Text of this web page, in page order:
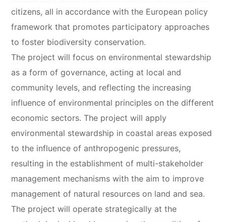
citizens, all in accordance with the European policy
framework that promotes participatory approaches
to foster biodiversity conservation.
The project will focus on environmental stewardship
as a form of governance, acting at local and
community levels, and reflecting the increasing
influence of environmental principles on the different
economic sectors. The project will apply
environmental stewardship in coastal areas exposed
to the influence of anthropogenic pressures,
resulting in the establishment of multi-stakeholder
management mechanisms with the aim to improve
management of natural resources on land and sea.
The project will operate strategically at the